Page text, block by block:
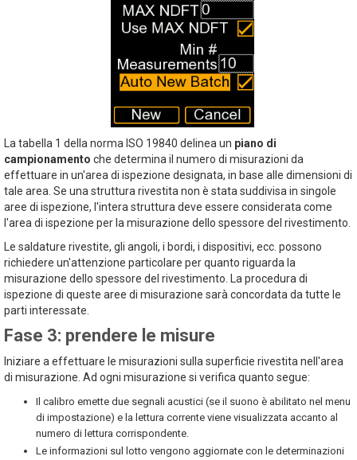
La tabella 1 della norma ISO 19840 delinea un piano di
campionamento che determina il numero di misurazioni da
effettuare in un'area di ispezione designata, in base alle dimensioni di
tale area. Se una struttura rivestita non è stata suddivisa in singole
aree di ispezione, l'intera struttura deve essere considerata come
l'area di ispezione per la misurazione dello spessore del rivestimento.
Le saldature rivestite, gli angoli, i bordi, i dispositivi, ecc. possono
richiedere un'attenzione particolare per quanto riguarda la
misurazione dello spessore del rivestimento. La procedura di
ispezione di queste aree di misurazione sarà concordata da tutte le
parti interessate.
Fase 3: prendere le misure
Iniziare a effettuare le misurazioni sulla superficie rivestita nell'area
di misurazione. Ad ogni misurazione si verifica quanto segue:
Il calibro emette due segnali acustici (se il suono è abilitato nel menu
di impostazione) e la lettura corrente viene visualizzata accanto al
numero di lettura corrispondente.
Le informazioni sul lotto vengono aggiornate con le determinazioni